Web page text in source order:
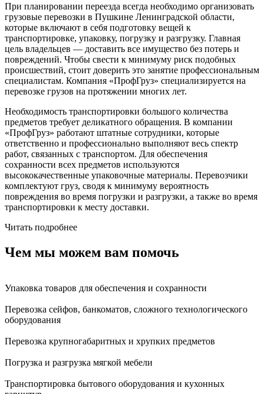
При планировании переезда всегда необходимо организовать
грузовые перевозки в Пушкине Ленинградской области,
которые включают в себя подготовку вещей к
транспортировке, упаковку, погрузку и разгрузку. Главная
цель владельцев — доставить все имущество без потерь и
повреждений. Чтобы свести к минимуму риск подобных
происшествий, стоит доверить это занятие профессиональным
специалистам. Компания «ПрофГруз» специализируется на
перевозке грузов на протяжении многих лет.
Необходимость транспортировки большого количества
предметов требует деликатного обращения. В компании
«ПрофГруз» работают штатные сотрудники, которые
ответственно и профессионально выполняют весь спектр
работ, связанных с транспортом. Для обеспечения
сохранности всех предметов используются
высококачественные упаковочные материалы. Перевозчики
комплектуют груз, сводя к минимуму вероятность
повреждения во время погрузки и разгрузки, а также во время
транспортировки к месту доставки.
Читать подробнее
Чем мы можем вам помочь
Упаковка товаров для обеспечения и сохранности
Перевозка сейфов, банкоматов, сложного технологического
оборудования
Перевозка крупногабаритных и хрупких предметов
Погрузка и разгрузка мягкой мебели
Транспортировка бытового оборудования и кухонных